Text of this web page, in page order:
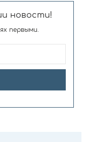
новости!
первыми.